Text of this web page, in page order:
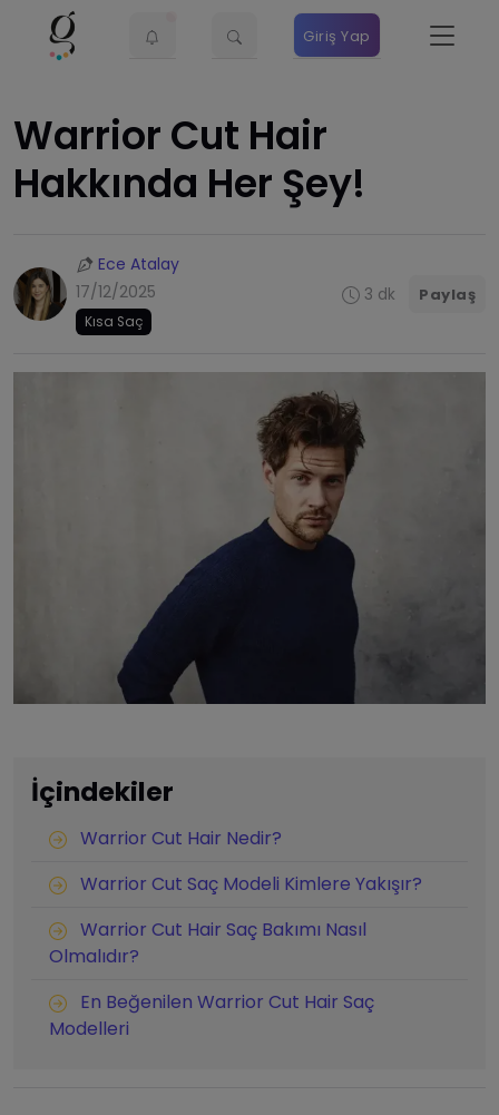
Giriş Yap
Warrior Cut Hair
Hakkında Her Şey!
Ece Atalay
17/12/2025
Kısa Saç
3 dk Paylaş
İçindekiler
Warrior Cut Hair Nedir?
Warrior Cut Saç Modeli Kimlere Yakışır?
Warrior Cut Hair Saç Bakımı Nasıl
Olmalıdır?
En Beğenilen Warrior Cut Hair Saç
Modelleri